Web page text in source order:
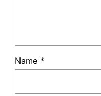
Name *